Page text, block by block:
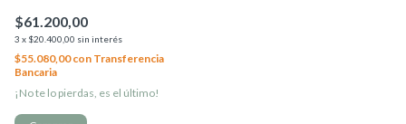
$61.200,00
3 x $20.400,00 sin interés
$55.080,00con Transferencia
Bancaria
¡No te lo pierdas, es el último!